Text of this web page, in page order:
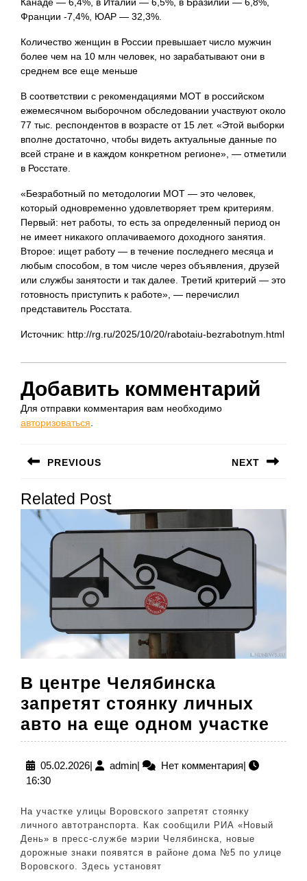
Франции -7,4%, ЮАР — 32,3%.
Количество женщин в России превышает число мужчин
более чем на 10 млн человек, но зарабатывают они в
среднем все еще меньше
В соответствии с рекомендациями МОТ в российском
ежемесячном выборочном обследовании участвуют около
77 тыс. респондентов в возрасте от 15 лет. «Этой выборки
вполне достаточно, чтобы видеть актуальные данные по
всей стране и в каждом конкретном регионе», — отметили
в Росстате.
«Безработный по методологии МОТ — это человек,
который одновременно удовлетворяет трем критериям.
Первый: нет работы, то есть за определенный период он
не имеет никакого оплачиваемого доходного занятия.
Второе: ищет работу — в течение последнего месяца и
любым способом, в том числе через объявления, друзей
или службы занятости и так далее. Третий критерий — это
готовность приступить к работе», — перечислил
представитель Росстата.
Источник: http://rg.ru/2025/10/20/rabotaiu-bezrabotnym.html
Добавить комментарий
Для отправки комментария вам необходимо
авторизоваться
по
записям
PREVIOUS
запись:
NEXT
Related Post
В центре Челябинска
запретят стоянку личных
авто на еще одном участке
05.02.202605.02.2026
| adminadmin
| Нет комментария|
16:30
На участке улицы Воровского запретят стоянку
личного автотранспорта. Как сообщили РИА «Новый
День» в пресс-службе мэрии Челябинска, новые
дорожные знаки появятся в районе дома №5 по улице
Воровского. Здесь установят